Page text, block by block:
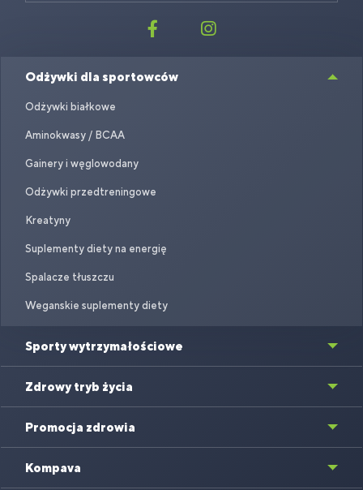
Odżywki dla sportowców
Odżywki białkowe
Aminokwasy / BCAA
Gainery i węglowodany
Odżywki przedtreningowe
Kreatyny
Suplementy diety na energię
Spalacze tłuszczu
Weganskie suplementy diety
Sporty wytrzymałościowe
Zdrowy tryb życia
Promocja zdrowia
Kompava